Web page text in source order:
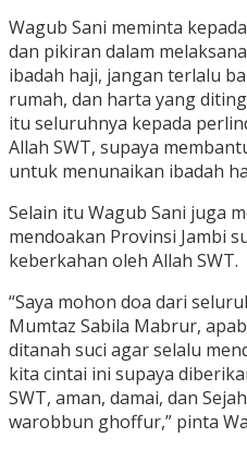
Wagub Sani meminta
dan pikiran dalam
ibadah haji, jangan terlalu
rumah, dan harta yang
itu seluruhnya kepada
Allah SWT, supaya
untuk menunaikan ibadah
Selain itu Wagub Sani juga
mendoakan Provinsi Jambi
keberkahan oleh Allah SWT.
“Saya mohon doa dari
Mumtaz Sabila Mabrur,
ditanah suci agar selalu
kita cintai ini supaya
SWT, aman, damai, dan
warobbun ghoffur,” pinta